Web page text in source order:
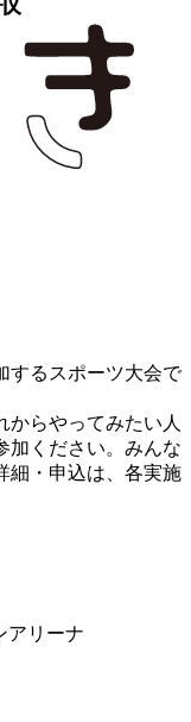
するスポーツ大会で
らやってみたい人
加ください。みんな
細・申込は、各実施
アリーナ